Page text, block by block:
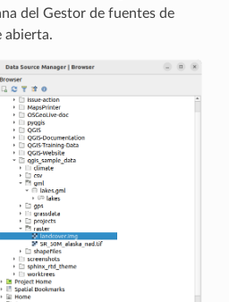
del Gestor de fuentes de
abierta.